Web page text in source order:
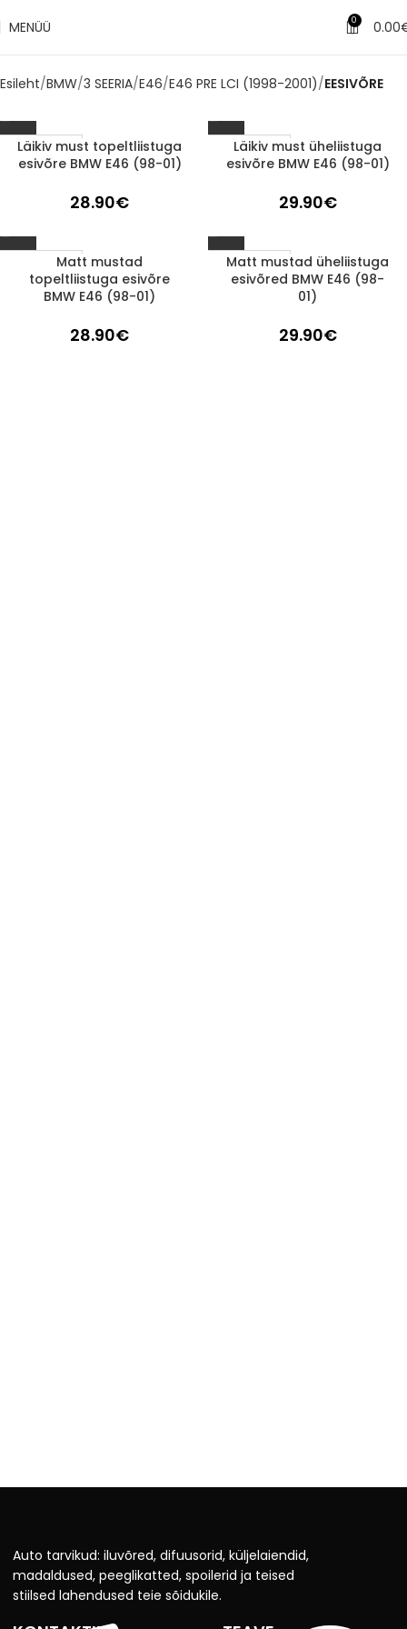
MENÜÜ 0 0.00
Esileht BMW 3 SEERIA E46 E46 PRE LCI (1998-2001) EESIVÕRE
1-3 d.d.
Läikiv must topeltliistuga
esivõre BMW E46 (98-01)
28.90€
1-3 d.d.
Läikiv must üheliistuga
esivõre BMW E46 (98-01)
29.90€
1-3 d.d.Matt mustad
topeltliistuga esivõre
BMW E46 (98-01)
28.90€
1-3 d.d.
Matt mustad üheliistuga
esivõred BMW E46 (98-
01)
29.90€
Auto tarvikud: iluvõred, difuusorid, küljelaiendid,
madaldused, peeglikatted, spoilerid ja teised
stiilsed lahendused teie sõidukile.